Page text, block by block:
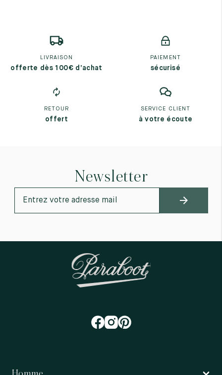
LIVRAISON
offerte dès 100€ d’achat
PAIEMENT
sécurisé
RETOUR
offert
SERVICE CLIENT
à votre écoute
Newsletter